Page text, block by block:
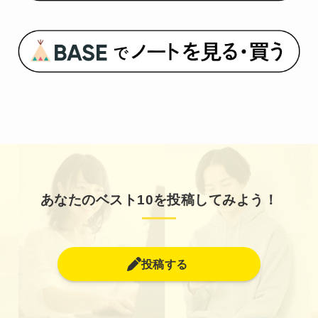
あなたのベスト10を投稿してみよう！
投稿する